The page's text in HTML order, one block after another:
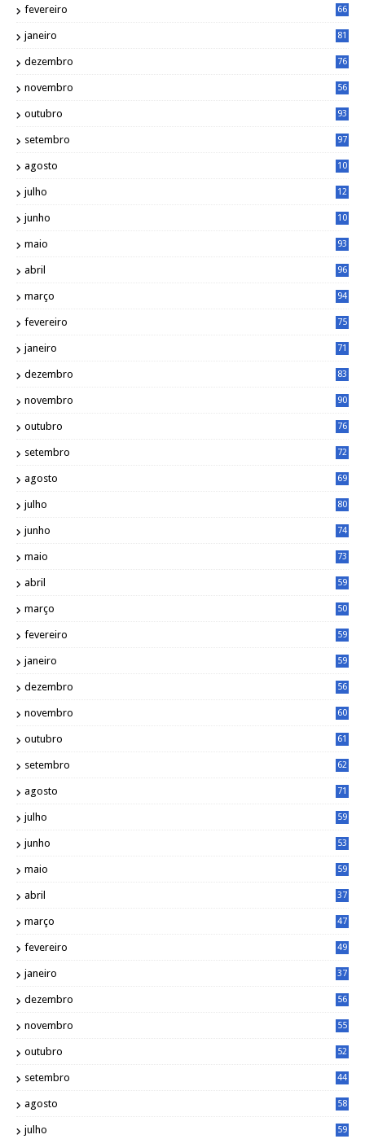
fevereiro 66
janeiro 81
dezembro 76
novembro 56
outubro 93
setembro 97
agosto
10
julho
12
junho
10
maio 93
abril 96
março 94
fevereiro 75
janeiro 71
dezembro 83
novembro 90
outubro 76
setembro 72
agosto 69
julho 80
junho 74
maio 73
abril 59
março 50
fevereiro 59
janeiro 59
dezembro 56
novembro 60
outubro 61
setembro 62
agosto 71
julho 59
junho 53
maio 59
abril 37
março 47
fevereiro 49
janeiro 37
dezembro 56
novembro 55
outubro 52
setembro 44
agosto 58
julho 59